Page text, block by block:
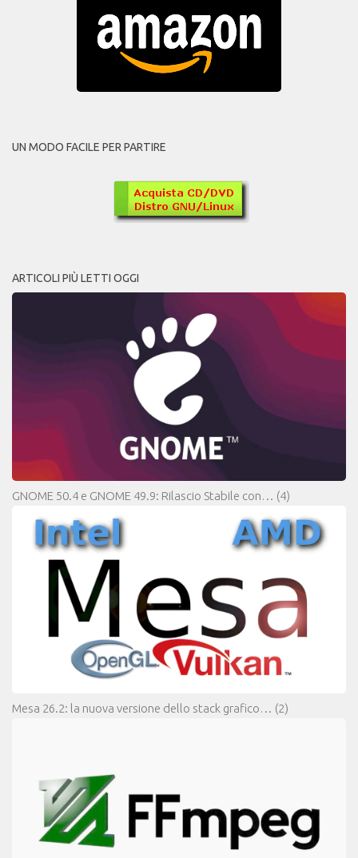
UN MODO FACILE PER PARTIRE
ARTICOLI PIÙ LETTI OGGI
GNOME 50.4 e GNOME 49.9: Rilascio Stabile con… (4)
Mesa 26.2: la nuova versione dello stack grafico… (2)